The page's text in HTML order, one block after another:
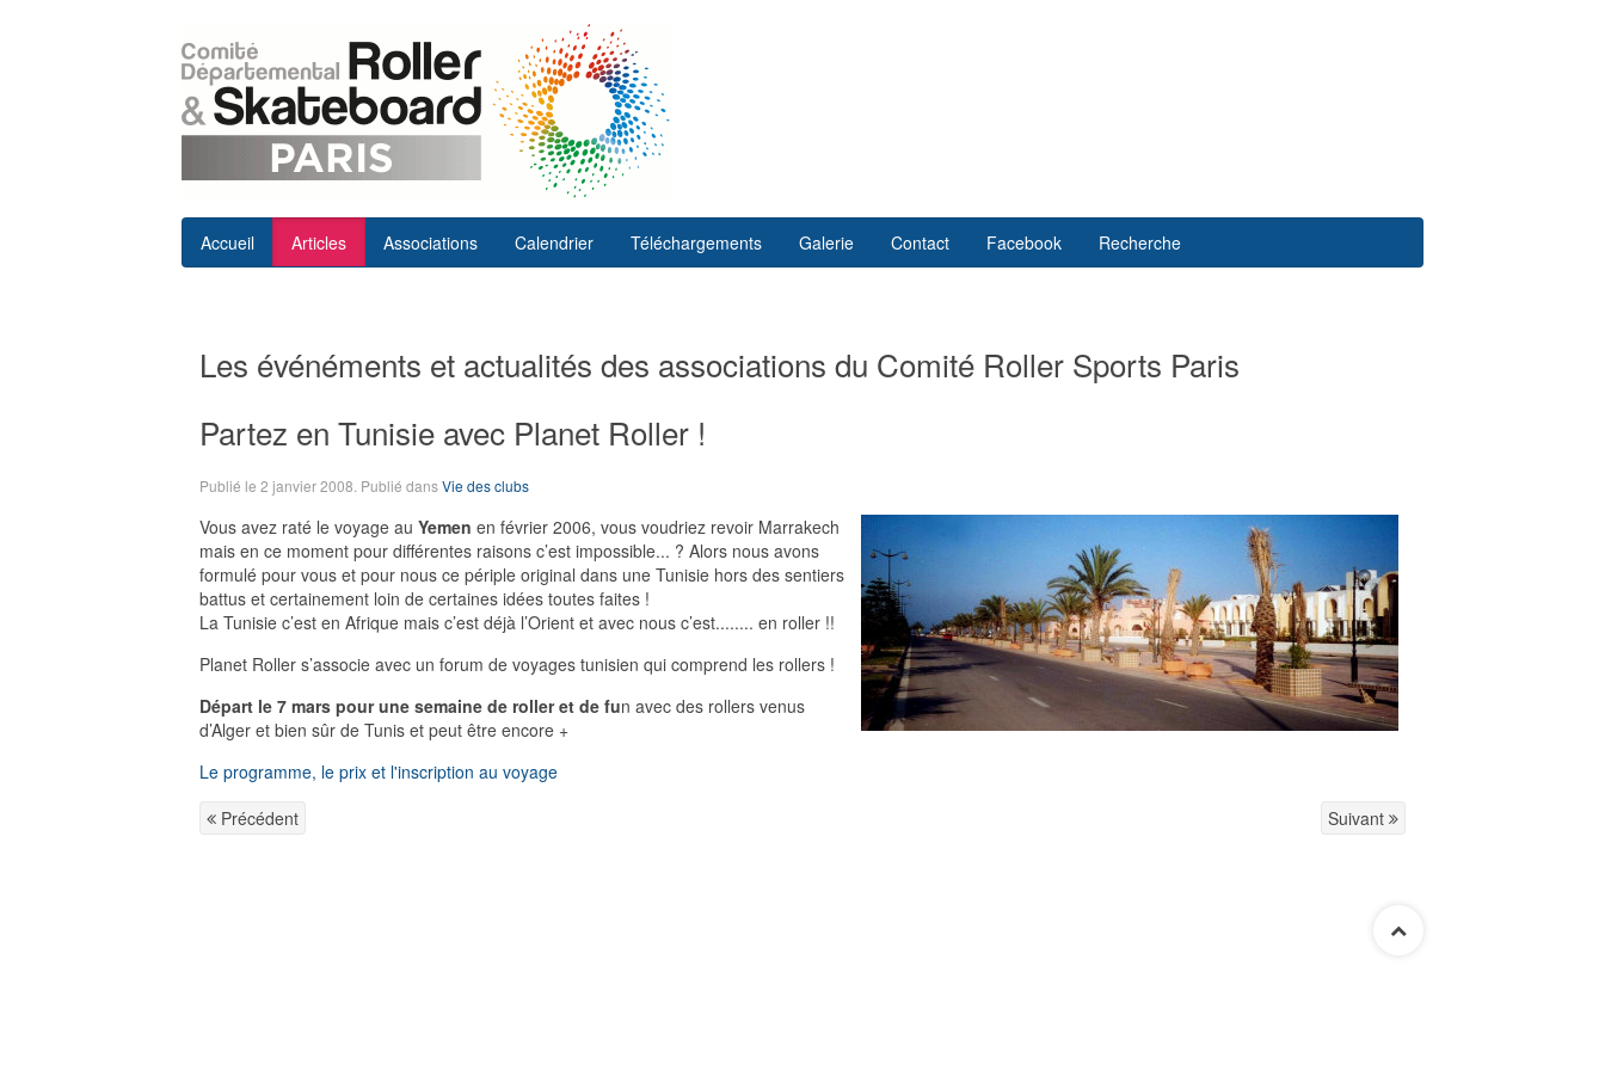
Accueil Articles Associations Calendrier Téléchargements Galerie Contact Facebook Recherche
Les événéments et actualités des associations du Comité Roller Sports Paris
Partez en Tunisie avec Planet Roller !
Publié le 2 janvier 2008 . Publié dansVie des clubs
Vous avez raté le voyage au Yemen en février 2006, vous voudriez revoir Marrakech
mais en ce moment pour différentes raisons c’est impossible... ? Alors nous avons
formulé pour vous et pour nous ce périple original dans une Tunisie hors des sentiers
battus et certainement loin de certaines idées toutes faites !
La Tunisie c’est en Afrique mais c’est déjà l’Orient et avec nous c’est........ en roller !!
Planet Roller s’associe avec un forum de voyages tunisien qui comprend les rollers !
Départ le 7 mars pour une semaine de roller et de fun avec des rollers venus
d’Alger et bien sûr de Tunis et peut être encore +
Le programme, le prix et l'inscription au voyage
Précédent
Suivant